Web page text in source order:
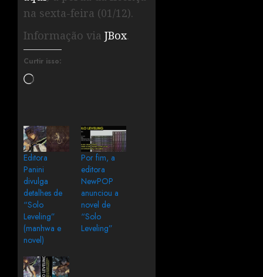
na sexta-feira (01/12).
Informação via JBox.
Curtir isso:
Editora
Panini
divulga
detalhes de
“Solo
Leveling”
(manhwa e
novel)
Por fim, a
editora
NewPOP
anunciou a
novel de
“Solo
Leveling”